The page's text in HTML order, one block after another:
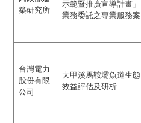
築研究所
示範暨推廣宣導計畫」
業務委託之專業服務案
台灣電力
股份有限
公司
大甲溪馬鞍壩魚道生態
效益評估及研析